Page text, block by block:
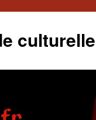
culturelle